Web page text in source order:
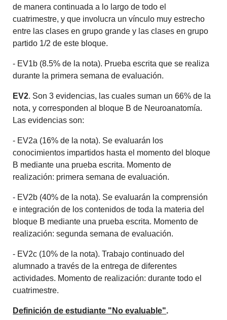
de manera continuada a lo largo de todo el
cuatrimestre, y que involucra un vínculo muy estrecho
entre las clases en grupo grande y las clases en grupo
partido 1/2 de este bloque.
- EV1b (8.5% de la nota). Prueba escrita que se realiza
durante la primera semana de evaluación.
EV2. Son 3 evidencias, las cuales suman un 66% de la
nota, y corresponden al bloque B de Neuroanatomía.
Las evidencias son:
- EV2a (16% de la nota). Se evaluarán los
conocimientos impartidos hasta el momento del bloque
B mediante una prueba escrita. Momento de
realización: primera semana de evaluación.
- EV2b (40% de la nota). Se evaluarán la comprensión
e integración de los contenidos de toda la materia del
bloque B mediante una prueba escrita. Momento de
realización: segunda semana de evaluación.
- EV2c (10% de la nota). Trabajo continuado del
alumnado a través de la entrega de diferentes
actividades. Momento de realización: durante todo el
cuatrimestre.
Definición de estudiante "No evaluable".